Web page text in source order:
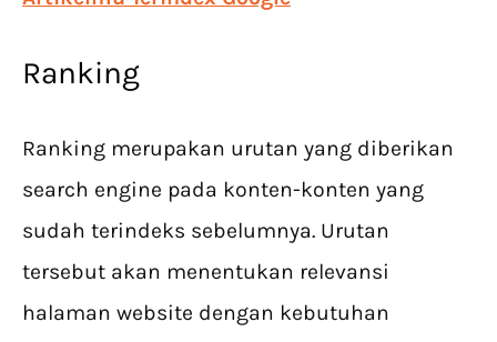
Ranking
Ranking merupakan urutan yang diberikan
search engine pada konten-konten yang
sudah terindeks sebelumnya. Urutan
tersebut akan menentukan relevansi
halaman website dengan kebutuhan